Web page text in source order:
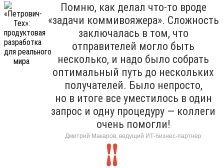
Помню, как делал что-то вроде
«задачи коммивояжера». Сложность
заключалась в том, что
отправителей могло быть
несколько, и надо было собрать
оптимальный путь до нескольких
получателей. Было непросто,
но в итоге все уместилось в один
запрос и одну процедуру — коллеги
очень помогли!
Дмитрий Макаров, ведущий ИТ-бизнес-партнер